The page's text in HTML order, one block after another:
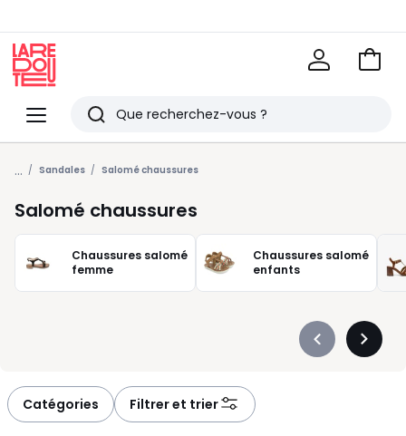
Menu
Redoute
Rechercher
Derniers
articles
vus
Voir
... Sandales Salomé chaussures
Salomé chaussures
Chaussures salomé
femme
Chaussures salomé
enfants
Précédent
Catégories Filtrer et trier